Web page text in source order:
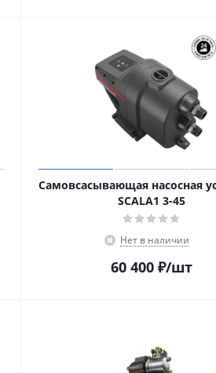
Самовсасывающая насосная
SCALA1 3-45
Нет в наличии
60 400 ₽/шт